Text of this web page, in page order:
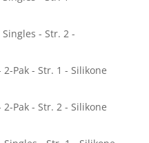
- Str. 2 -
Pak - Str. 1 - Silikone
Pak - Str. 2 - Silikone